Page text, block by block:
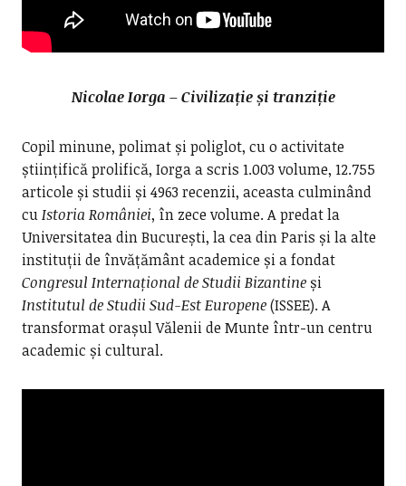
Nicolae Iorga – Civilizație și tranziție
Copil minune, polimat și poliglot, cu o activitate
științifică prolifică, Iorga a scris 1.003 volume, 12.755
articole și studii și 4963 recenzii, aceasta culminând
cuIstoria României, în zece volume. A predat la
Universitatea din București, la cea din Paris și la alte
instituții de învățământ academice și a fondat
Congresul Internațional de Studii Bizantineși
Institutul de Studii Sud-Est Europene(ISSEE). A
transformat orașul Vălenii de Munte într-un centru
academic și cultural.